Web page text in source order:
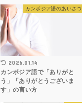
カンボジア語のあいさつ
2026.01.14
カンボジア語で「ありがと
う」「ありがとうございま
す」の言い方